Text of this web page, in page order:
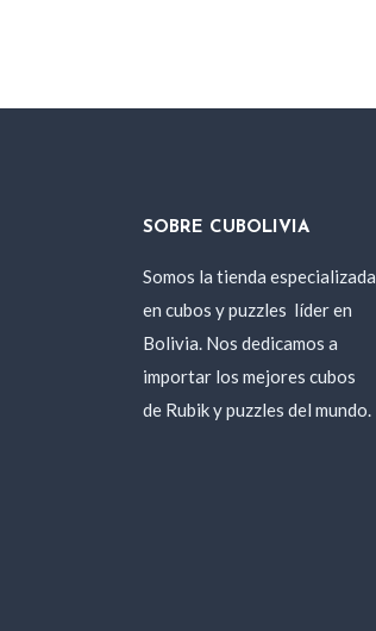
SOBRE CUBOLIVIA
Somos la tienda especializada
en cubos y puzzles líder en
Bolivia. Nos dedicamos a
importar los mejores cubos
de Rubik y puzzles del mundo.